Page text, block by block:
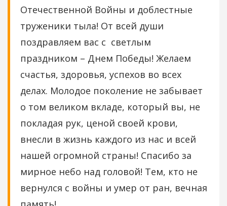
Отечественной Войны и доблестные
труженики тыла! От всей души
поздравляем вас с светлым
праздником – Днем Победы! Желаем
счастья, здоровья, успехов во всех
делах. Молодое поколение не забывает
о том великом вкладе, который вы, не
покладая рук, ценой своей крови,
внесли в жизнь каждого из нас и всей
нашей огромной страны! Спасибо за
мирное небо над головой! Тем, кто не
вернулся с войны и умер от ран, вечная